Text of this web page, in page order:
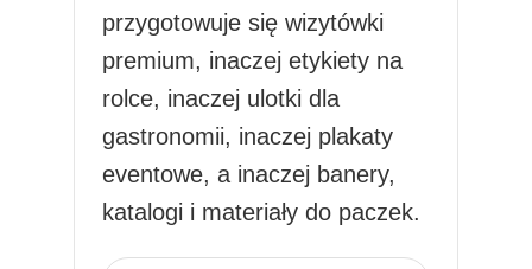
przygotowuje się wizytówki
premium, inaczej etykiety na
rolce, inaczej ulotki dla
gastronomii, inaczej plakaty
eventowe, a inaczej banery,
katalogi i materiały do paczek.